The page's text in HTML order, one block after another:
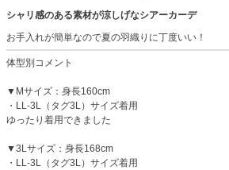
シャリ感のある素材が涼しげなシアーカーデ
お手入れが簡単なので夏の羽織りに丁度いい！
体型別コメント
▼Mサイズ：身長160cm
・LL-3L（タグ3L）サイズ着用
ゆったり着用できました
▼3Lサイズ：身長168cm
・LL-3L（タグ3L）サイズ着用